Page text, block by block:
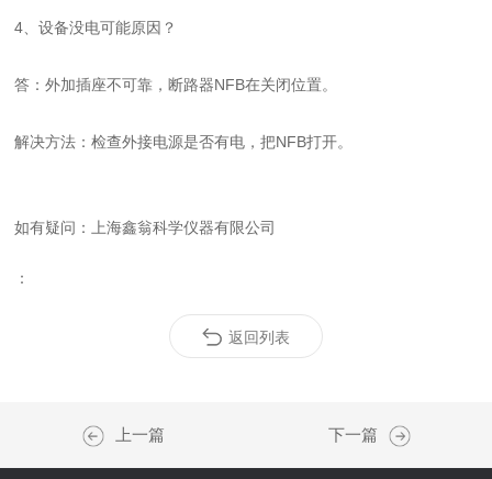
4 、设备没电可能原因？
答：外加插座不可靠 ，断路器NFB在关闭位置。
解决方法：检查外接电源是否有电 ，把NFB打开。
如有疑问：上海鑫翁科学仪器有限公司
：
返回列表
上一篇 下一篇